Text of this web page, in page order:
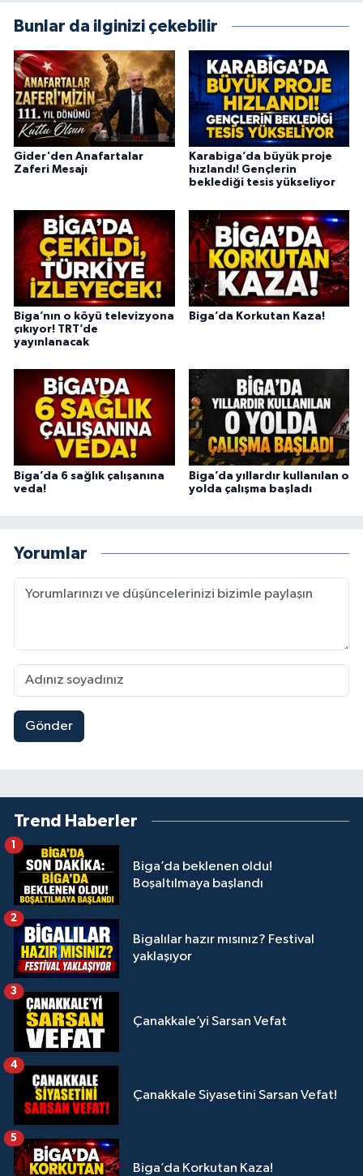
Bunlar da ilginizi çekebilir
Gider'den Anafartalar
Zaferi Mesajı
Karabiga’da büyük proje
hızlandı! Gençlerin
beklediği tesis yükseliyor
Biga’nın o köyü televizyona
çıkıyor! TRT’de
yayınlanacak
Biga’da Korkutan Kaza!
Biga’da 6 sağlık çalışanına
veda!
Biga’da yıllardır kullanılan o
yolda çalışma başladı
Yorumlar
Gönder
Trend Haberler
Biga’da beklenen oldu!
Boşaltılmaya başlandı
1
Bigalılar hazır mısınız? Festival
yaklaşıyor
2
Çanakkale’yi Sarsan Vefat
3
Çanakkale Siyasetini Sarsan Vefat!
4
Biga’da Korkutan Kaza!
5